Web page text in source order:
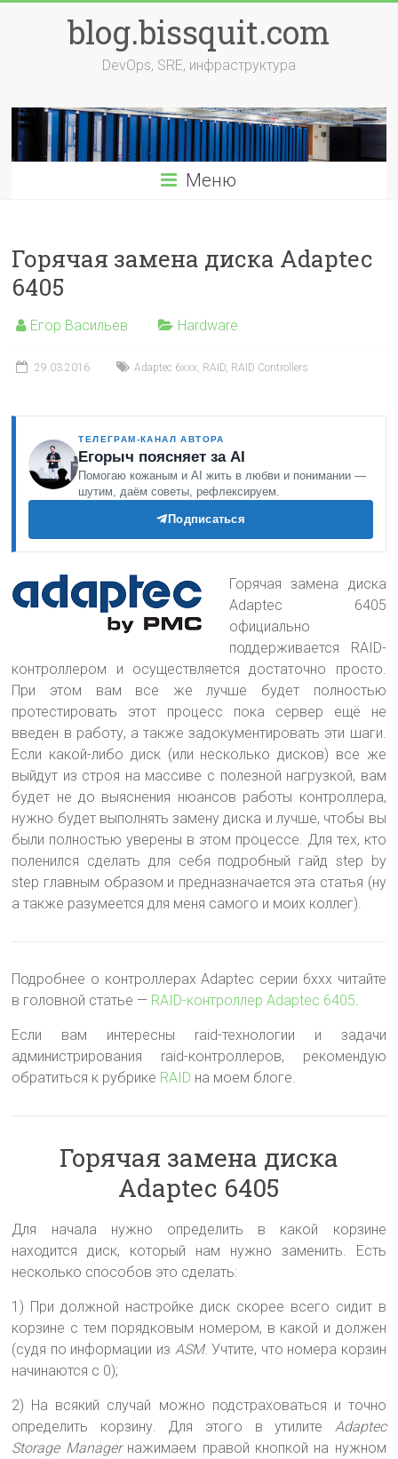
содержимомуblog.bissquit.com
DevOps, SRE, инфраструктура
Меню
Горячая замена диска Adaptec
6405
Егор Васильев Hardware
29.03.2016 Adaptec 6xxx, RAID, RAID Controllers
ТЕЛЕГРАМ-КАНАЛ АВТОРА
Егорыч поясняет за AI
Помогаю кожаным и AI жить в любви и понимании —
шутим, даём советы, рефлексируем.
Подписаться
Горячая замена диска
Adaptec 6405
официально
поддерживается RAID-
контроллером и осуществляется достаточно просто.
При этом вам все же лучше будет полностью
протестировать этот процесс пока сервер ещё не
введен в работу, а также задокументировать эти шаги.
Если какой-либо диск (или несколько дисков) все же
выйдут из строя на массиве с полезной нагрузкой, вам
будет не до выяснения нюансов работы контроллера,
нужно будет выполнять замену диска и лучше, чтобы вы
были полностью уверены в этом процессе. Для тех, кто
поленился сделать для себя подробный гайд step by
step главным образом и предназначается эта статья (ну
а также разумеется для меня самого и моих коллег).
Подробнее о контроллерах Adaptec серии 6xxx читайте
в головной статье — RAID-контроллер Adaptec 6405.
Если вам интересны raid-технологии и задачи
администрирования raid-контроллеров, рекомендую
обратиться к рубрике RAID на моем блоге.
Горячая замена диска
Adaptec 6405
Для начала нужно определить в какой корзине
находится диск, который нам нужно заменить. Есть
несколько способов это сделать:
1) При должной настройке диск скорее всего сидит в
корзине с тем порядковым номером, в какой и должен
(судя по информации из ASM. Учтите, что номера корзин
начинаются с 0);
2) На всякий случай можно подстраховаться и точно
определить корзину. Для этого в утилите Adaptec
Storage Managerнажимаем правой кнопкой на нужном